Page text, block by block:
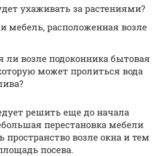
ухаживать за растениями?
мебель, расположенная возле
ли возле подоконника бытовая
может пролиться вода
решить еще до начала
перестановка мебели
пространство возле окна и тем
посева.